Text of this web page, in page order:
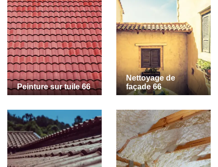
Peinture sur tuile 66
Nettoyage de
façade 66